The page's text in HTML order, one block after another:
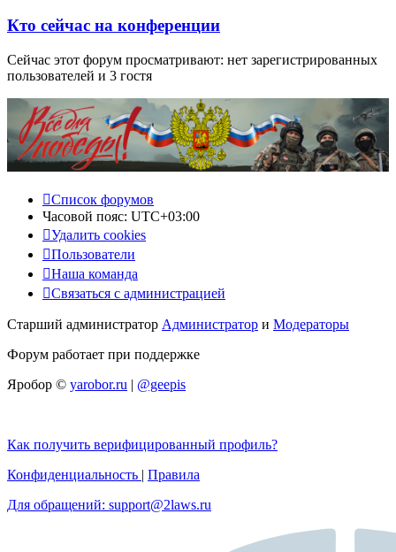
Кто сейчас на конференции
Сейчас этот форум просматривают: нет зарегистрированных
пользователей и 3 гостя
Список форумов
Часовой пояс: UTC+03:00
Удалить cookies
Пользователи
Наша команда
Связаться с администрацией
Старший администратор Администратор и Модераторы
Форум работает при поддержке
Яробор © yarobor.ru | @geepis
Как получить верифицированный профиль?
Конфиденциальность | Правила
Для обращений: support@2laws.ru